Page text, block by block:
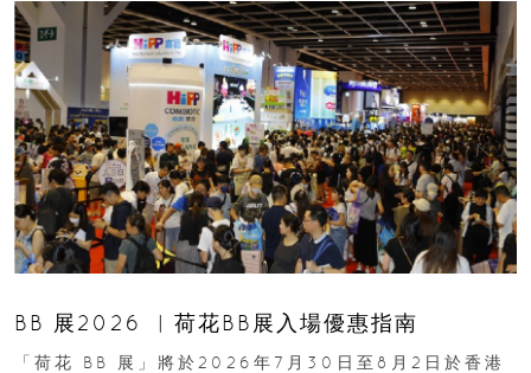
BB 展2026 ︳荷花BB展入場優惠指南
「荷花 BB 展」將於2026年7月30日至8月2日於香港